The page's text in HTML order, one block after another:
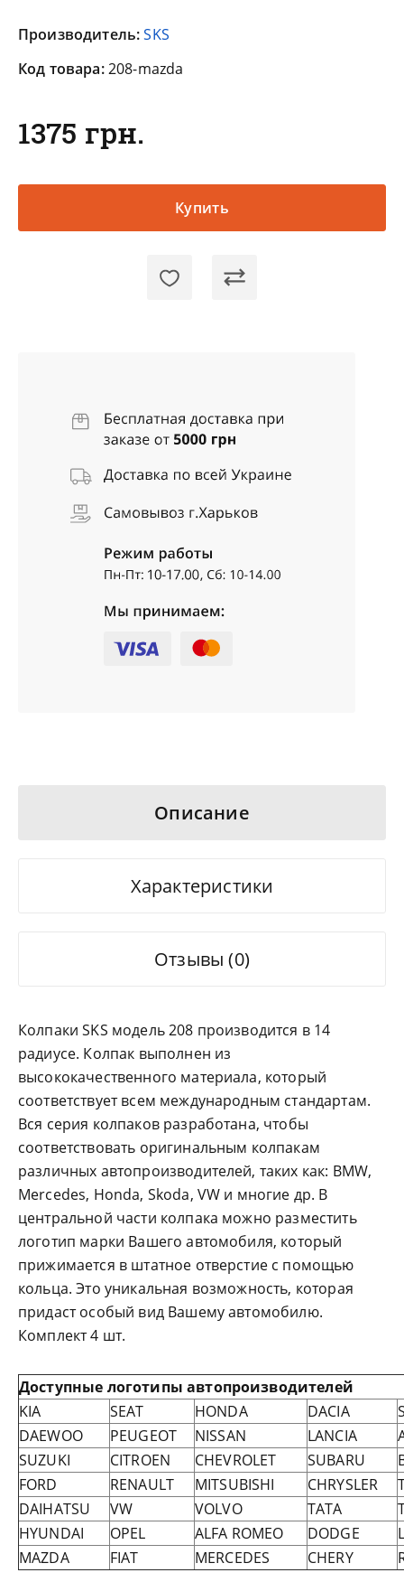
Производитель:SKS
Код товара:208-mazda
1375 грн.
Купить
Описание
Характеристики
Отзывы (0)
Колпаки SKS модель 208 производится в 14
радиусе. Колпак выполнен из
высококачественного материала, который
соответствует всем международным стандартам.
Вся серия колпаков разработана, чтобы
соответствовать оригинальным колпакам
различных автопроизводителей, таких как: BMW,
Mercedes, Honda, Skoda, VW и многие др. В
центральной части колпака можно разместить
логотип марки Вашего автомобиля, который
прижимается в штатное отверстие с помощью
кольца. Это уникальная возможность, которая
придаст особый вид Вашему автомобилю.
Комплект 4 шт.
Доступные логотипы автопроизводителей
KIA
SEAT HONDA DACIA
DAEWOO
PEUGEOT NISSAN LANCIA
SUZUKI
CITROEN CHEVROLET SUBARU
FORD
RENAULT MITSUBISHI CHRYSLER
DAIHATSU
VW VOLVO TATA
HYUNDAI
OPEL ALFA ROMEO DODGE
MAZDA
FIAT MERCEDES CHERY